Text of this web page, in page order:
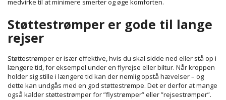
medvirke til at minimere smerter og øge komforten.
Støttestrømper er gode til lange
rejser
Støttestrømper er især effektive, hvis du skal sidde ned eller stå op i
længere tid, for eksempel under en flyrejse eller biltur. Når kroppen
holder sig stille i længere tid kan der nemlig opstå hævelser – og
dette kan undgås med en god støttestrømpe. Det er derfor at mange
også kalder støttestrømper for ”flystrømper” eller ”rejsestrømper”.